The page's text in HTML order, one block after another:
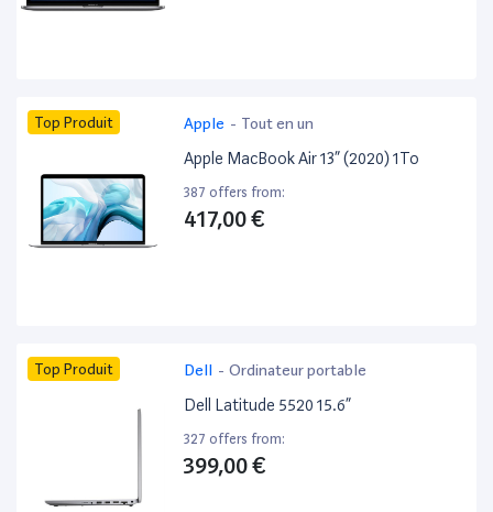
Top Produit Apple - Tout en un
Apple MacBook Air 13” (2020) 1To
387 offers from:
417,00 €
Top Produit Dell - Ordinateur portable
Dell Latitude 5520 15.6”
327 offers from:
399,00 €